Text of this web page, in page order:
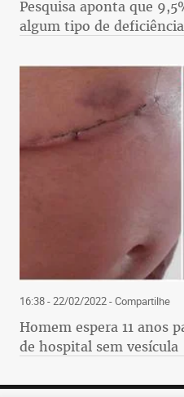
Pesquisa aponta que
algum tipo de deficiência
16:38 - 22/02/2022- Compartilhe
Homem espera 11 anos
de hospital sem vesícula